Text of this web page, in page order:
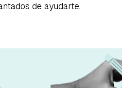
de ayudarte.